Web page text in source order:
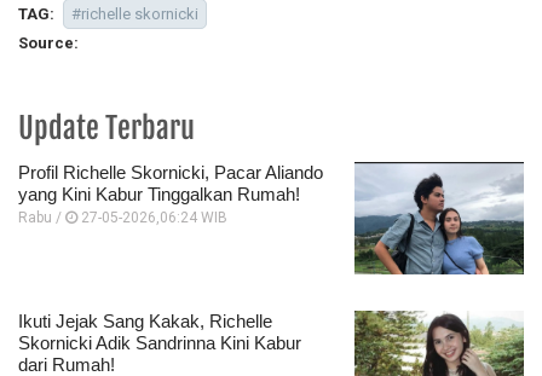
TAG:
#richelle skornicki
Source:
Update Terbaru
Profil Richelle Skornicki, Pacar Aliando
yang Kini Kabur Tinggalkan Rumah!
Rabu / 27-05-2026,06:24 WIB
Ikuti Jejak Sang Kakak, Richelle
Skornicki Adik Sandrinna Kini Kabur
dari Rumah!